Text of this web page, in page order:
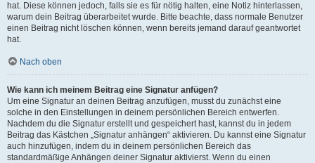
hat. Diese können jedoch, falls sie es für nötig halten, eine Notiz hinterlassen,
warum dein Beitrag überarbeitet wurde. Bitte beachte, dass normale Benutzer
einen Beitrag nicht löschen können, wenn bereits jemand darauf geantwortet
hat.
Nach oben
Wie kann ich meinem Beitrag eine Signatur anfügen?
Um eine Signatur an deinen Beitrag anzufügen, musst du zunächst eine
solche in den Einstellungen in deinem persönlichen Bereich entwerfen.
Nachdem du die Signatur erstellt und gespeichert hast, kannst du in jedem
Beitrag das Kästchen „Signatur anhängen“ aktivieren. Du kannst eine Signatur
auch hinzufügen, indem du in deinem persönlichen Bereich das
standardmäßige Anhängen deiner Signatur aktivierst. Wenn du einen